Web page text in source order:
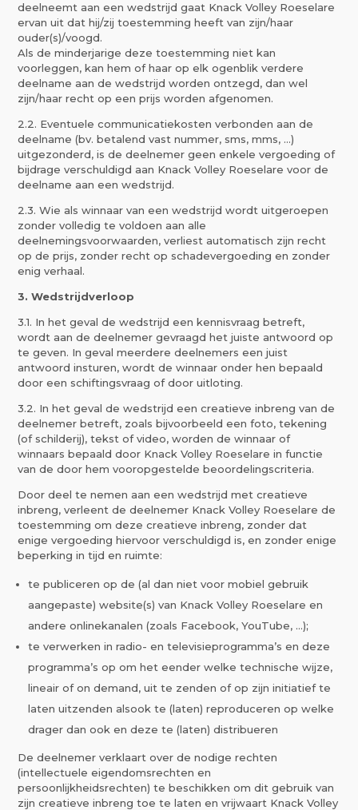
deelneemt aan een wedstrijd gaat Knack Volley Roeselare
ervan uit dat hij/zij toestemming heeft van zijn/haar
ouder(s)/voogd.
Als de minderjarige deze toestemming niet kan
voorleggen, kan hem of haar op elk ogenblik verdere
deelname aan de wedstrijd worden ontzegd, dan wel
zijn/haar recht op een prijs worden afgenomen.
2.2. Eventuele communicatiekosten verbonden aan de
deelname (bv. betalend vast nummer, sms, mms, …)
uitgezonderd, is de deelnemer geen enkele vergoeding of
bijdrage verschuldigd aan Knack Volley Roeselare voor de
deelname aan een wedstrijd.
2.3. Wie als winnaar van een wedstrijd wordt uitgeroepen
zonder volledig te voldoen aan alle
deelnemingsvoorwaarden, verliest automatisch zijn recht
op de prijs, zonder recht op schadevergoeding en zonder
enig verhaal.
3. Wedstrijdverloop
3.1. In het geval de wedstrijd een kennisvraag betreft,
wordt aan de deelnemer gevraagd het juiste antwoord op
te geven. In geval meerdere deelnemers een juist
antwoord insturen, wordt de winnaar onder hen bepaald
door een schiftingsvraag of door uitloting.
3.2. In het geval de wedstrijd een creatieve inbreng van de
deelnemer betreft, zoals bijvoorbeeld een foto, tekening
(of schilderij), tekst of video, worden de winnaar of
winnaars bepaald door Knack Volley Roeselare in functie
van de door hem vooropgestelde beoordelingscriteria.
Door deel te nemen aan een wedstrijd met creatieve
inbreng, verleent de deelnemer Knack Volley Roeselare de
toestemming om deze creatieve inbreng, zonder dat
enige vergoeding hiervoor verschuldigd is, en zonder enige
beperking in tijd en ruimte:
te publiceren op de (al dan niet voor mobiel gebruik
aangepaste) website(s) van Knack Volley Roeselare en
andere onlinekanalen (zoals Facebook, YouTube, …);
te verwerken in radio- en televisieprogramma’s en deze
programma’s op om het eender welke technische wijze,
lineair of on demand, uit te zenden of op zijn initiatief te
laten uitzenden alsook te (laten) reproduceren op welke
drager dan ook en deze te (laten) distribueren
De deelnemer verklaart over de nodige rechten
(intellectuele eigendomsrechten en
persoonlijkheidsrechten) te beschikken om dit gebruik van
zijn creatieve inbreng toe te laten en vrijwaart Knack Volley